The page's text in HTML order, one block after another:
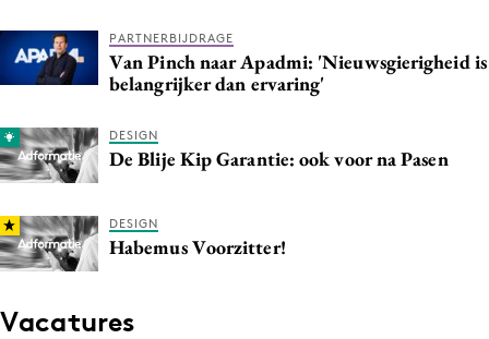
Merkstrategie
PR
Purpose Marketing
Reputatie & crisis
PARTNERBIJDRAGE
Van Pinch naar Apadmi: 'Nieuwsgierigheid is
belangrijker dan ervaring'
DESIGN
De Blije Kip Garantie: ook voor na Pasen
DESIGN
Habemus Voorzitter!
Vacatures